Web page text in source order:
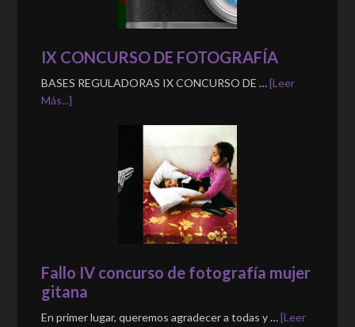
IX CONCURSO DE FOTOGRAFÍA
BASES REGULADORAS IX CONCURSO DE …[Leer
Más...]
Fallo IV concurso de fotografía mujer
gitana
En primer lugar, queremos agradecer a todas y …[Leer